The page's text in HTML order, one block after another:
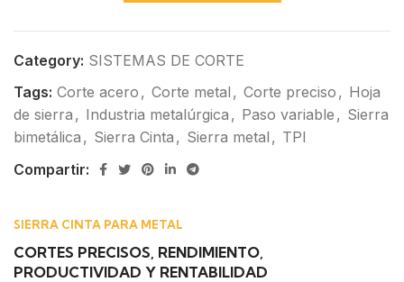
Category: SISTEMAS DE CORTE
Tags: Corte acero , Corte metal , Corte preciso , Hoja
de sierra , Industria metalúrgica , Paso variable , Sierra
bimetálica , Sierra Cinta , Sierra metal , TPI
Compartir:
SIERRA CINTA PARA METAL
CORTES PRECISOS, RENDIMIENTO,
PRODUCTIVIDAD Y RENTABILIDAD